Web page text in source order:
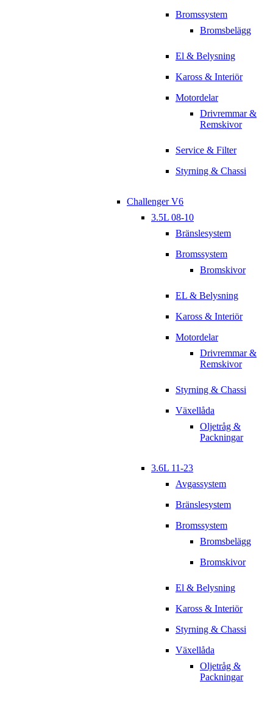
Bromssystem
Bromsbelägg
El & Belysning
Kaross & Interiör
Motordelar
Drivremmar &
Remskivor
Service & Filter
Styrning & Chassi
Challenger V6
3.5L 08-10
Bränslesystem
Bromssystem
Bromskivor
EL & Belysning
Kaross & Interiör
Motordelar
Drivremmar &
Remskivor
Styrning & Chassi
Växellåda
Oljetråg &
Packningar
3.6L 11-23
Avgassystem
Bränslesystem
Bromssystem
Bromsbelägg
Bromskivor
El & Belysning
Kaross & Interiör
Styrning & Chassi
Växellåda
Oljetråg &
Packningar